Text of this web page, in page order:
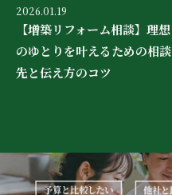
2026.01.19
【増築リフォーム相談】理想
のゆとりを叶えるための相談
先と伝え方のコツ